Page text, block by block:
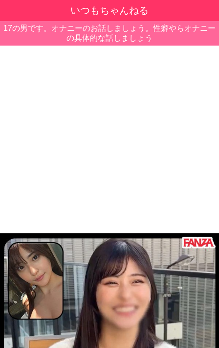
いつもちゃんねる
17の男です。オナニーのお話しましょう。性癖やらオナニー
の具体的な話しましょう